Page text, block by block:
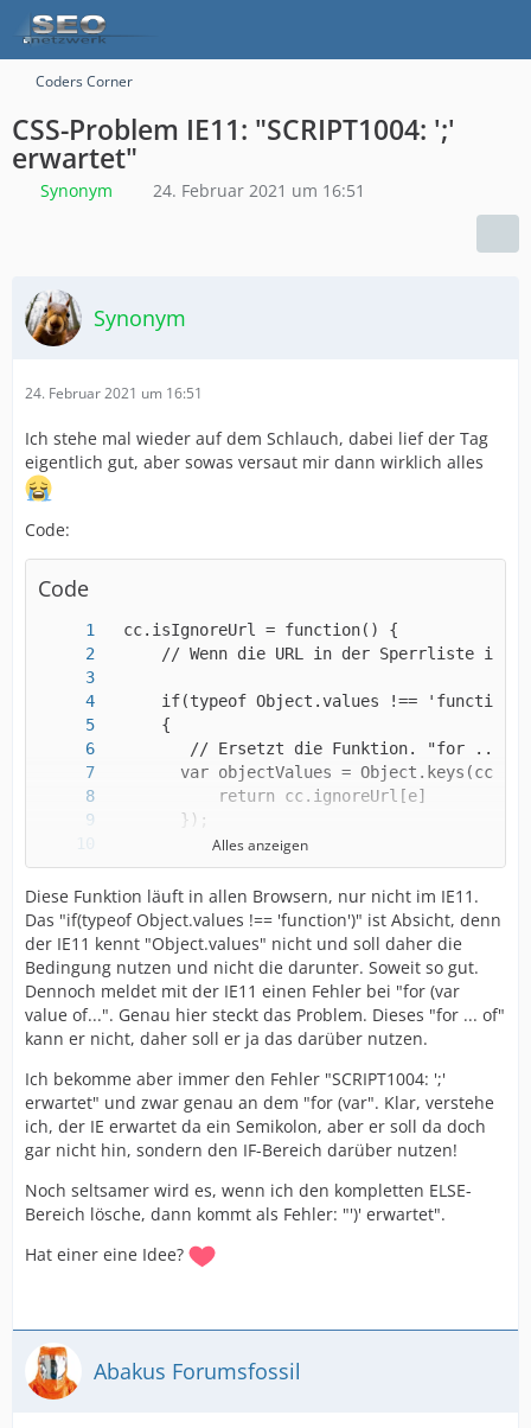
Coders Corner
CSS-Problem IE11: "SCRIPT1004: ';'
erwartet"
Synonym 24. Februar 2021 um 16:51
Synonym
24. Februar 2021 um 16:51
Ich stehe mal wieder auf dem Schlauch, dabei lief der Tag
eigentlich gut, aber sowas versaut mir dann wirklich alles
Code:
Code
  };
Alles anzeigen
Diese Funktion läuft in allen Browsern, nur nicht im IE11.
Das "if(typeof Object.values !== 'function')" ist Absicht, denn
der IE11 kennt "Object.values" nicht und soll daher die
Bedingung nutzen und nicht die darunter. Soweit so gut.
Dennoch meldet mit der IE11 einen Fehler bei "for (var
value of...". Genau hier steckt das Problem. Dieses "for ... of"
kann er nicht, daher soll er ja das darüber nutzen.
Ich bekomme aber immer den Fehler "SCRIPT1004: ';'
erwartet" und zwar genau an dem "for (var". Klar, verstehe
ich, der IE erwartet da ein Semikolon, aber er soll da doch
gar nicht hin, sondern den IF-Bereich darüber nutzen!
Noch seltsamer wird es, wenn ich den kompletten ELSE-
Bereich lösche, dann kommt als Fehler: "')' erwartet".
Hat einer eine Idee?
Abakus Forumsfossil